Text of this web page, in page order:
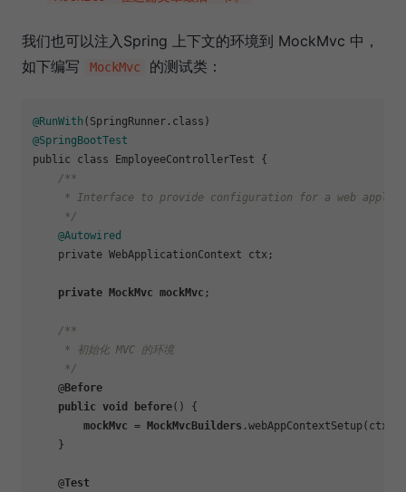
我们也可以注入Spring 上下文的环境到 MockMvc 中，
如下编写
MockMvc 的测试类：
@RunWith
@SpringBootTest
public class EmployeeControllerTest {
/**
* Interface to provide configuration for a web
     */
@Autowired
    private WebApplicationContext ctx;
private MockMvc mockMvc ;
/**
     * 初始化 MVC 的环境
     */
    @
Before
public void before() {
mockMvc = MockMvcBuilders .webAppContextSetup(ctx)
    }
    @
Test